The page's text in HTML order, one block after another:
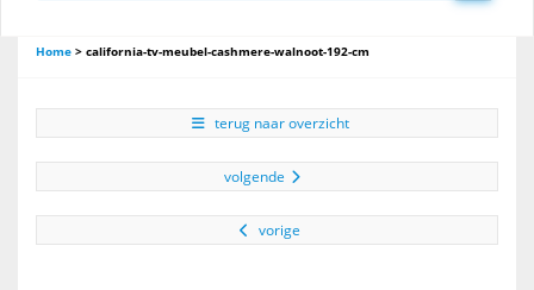
Home > california-tv-meubel-cashmere-walnoot-192-cm
terug naar overzicht
volgende
vorige